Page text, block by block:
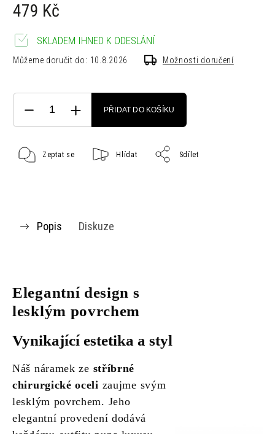
479 Kč
SKLADEM IHNED K ODESLÁNÍ
Můžeme doručit do: 10.8.2026 Možnosti doručení
PŘIDAT DO KOŠÍKU
Zeptat se Hlídat Sdílet
Popis Diskuze
Elegantní design s
lesklým povrchem
Vynikající estetika a styl
Náš náramek ze stříbrné
chirurgické oceli zaujme svým
lesklým povrchem. Jeho
elegantní provedení dodává